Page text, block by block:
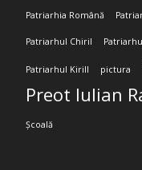
Patriarhia Română
Patriarhul Chiril
Patriarhul Kirill pictura
Preot Iulian
Școală